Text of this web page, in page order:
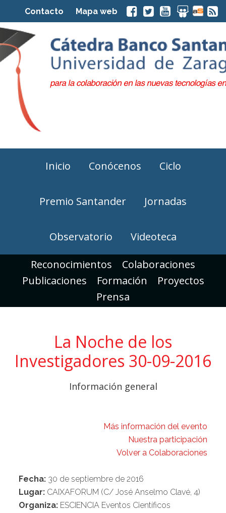
Contacto Mapa web
Inicio Conócenos Ciclo
Premio Santander Jornadas
Observatorio Videoteca
Reconocimientos
Colaboraciones
Publicaciones
Formación
Proyectos
Prensa
La Noche de los
Investigadores 30-09-2016
Información general
Más información del evento
Nuestra participación
Volver a Colaboraciones
Fecha: 30 de septiembre de 2016
Lugar: CAIXAFORUM (C/ José Anselmo Clavé, 4)
Organiza: ESCIENCIA Eventos Científicos